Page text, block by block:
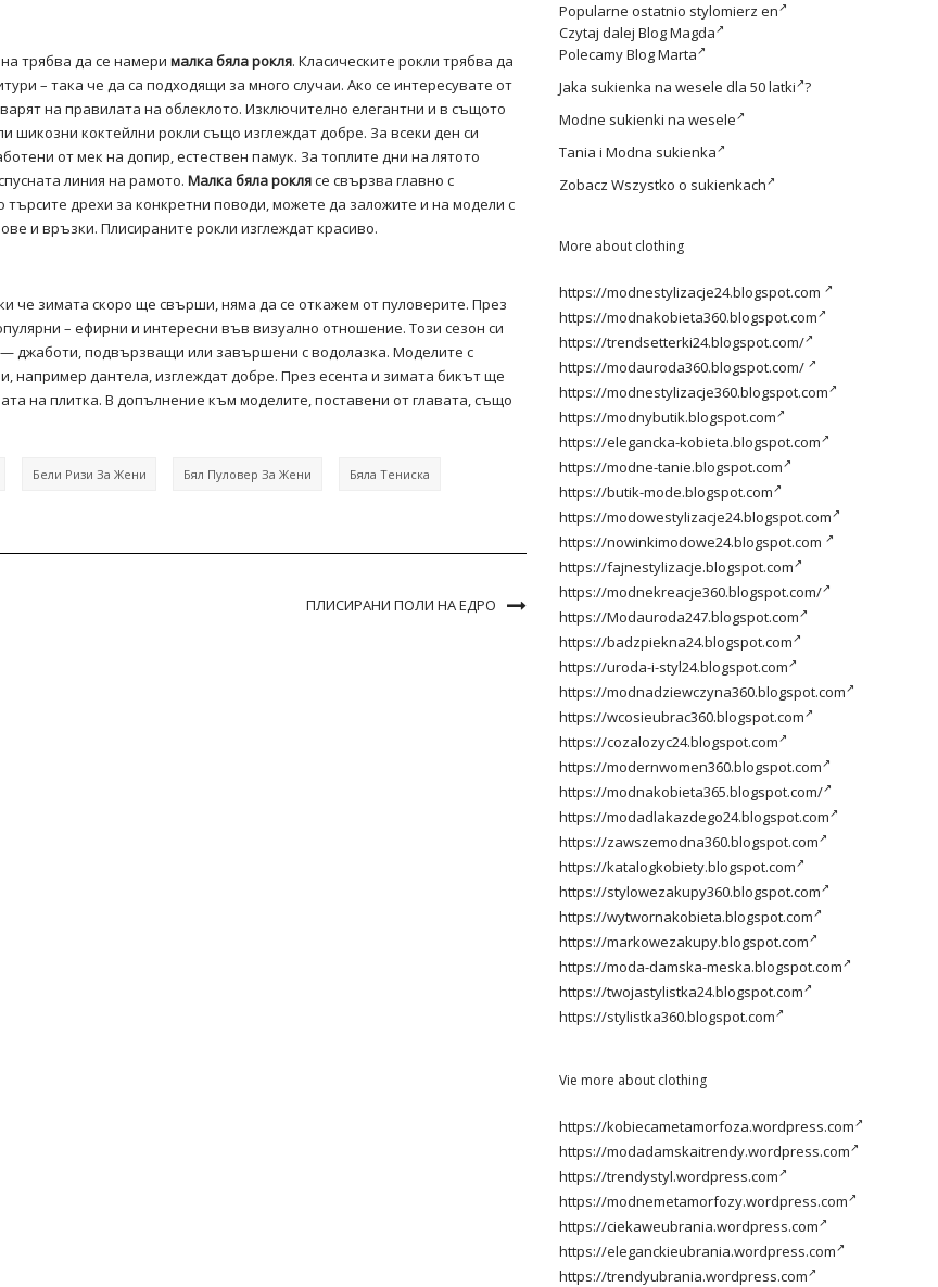
трябва да се намери малка бяла рокля. Класическите рокли трябва да
– така че да са подходящи за много случаи. Ако се интересувате от
на правилата на облеклото. Изключително елегантни и в същото
коктейлни рокли също изглеждат добре. За всеки ден си
от мек на допир, естествен памук. За топлите дни на лятото
линия на рамото. Малка бяла роклясе свързва главно с
дрехи за конкретни поводи, можете да заложите и на модели с
и връзки. Плисираните рокли изглеждат красиво.
че зимата скоро ще свърши, няма да се откажем от пуловерите. През
– ефирни и интересни във визуално отношение. Този сезон си
джаботи, подвързващи или завършени с водолазка. Моделите с
например дантела, изглеждат добре. През есента и зимата бикът ще
на плитка. В допълнение към моделите, поставени от главата, също
Бели Ризи За Жени Бял Пуловер За Жени Бяла Тениска
ПЛИСИРАНИ ПОЛИ НА ЕДРО
Popularne ostatnio stylomierz en
Czytaj dalej Blog Magda
PolecamyBlog Marta
Jaka sukienka na wesele dla 50 latki ?
Modne sukienki na wesele
Tania i Modna sukienka
Zobacz Wszystko o sukienkach
More about clothing
https://modnestylizacje24.blogspot.com
https://modnakobieta360.blogspot.com
https://trendsetterki24.blogspot.com/
https://modauroda360.blogspot.com/
https://modnestylizacje360.blogspot.com
https://modnybutik.blogspot.com
https://elegancka-kobieta.blogspot.com
https://modne-tanie.blogspot.com
https://butik-mode.blogspot.com
https://modowestylizacje24.blogspot.com
https://nowinkimodowe24.blogspot.com
https://fajnestylizacje.blogspot.com
https://modnekreacje360.blogspot.com/
https://Modauroda247.blogspot.com
https://badzpiekna24.blogspot.com
https://uroda-i-styl24.blogspot.com
https://modnadziewczyna360.blogspot.com
https://wcosieubrac360.blogspot.com
https://cozalozyc24.blogspot.com
https://modernwomen360.blogspot.com
https://modnakobieta365.blogspot.com/
https://modadlakazdego24.blogspot.com
https://zawszemodna360.blogspot.com
https://katalogkobiety.blogspot.com
https://stylowezakupy360.blogspot.com
https://wytwornakobieta.blogspot.com
https://markowezakupy.blogspot.com
https://moda-damska-meska.blogspot.com
https://twojastylistka24.blogspot.com
https://stylistka360.blogspot.com
Vie more about clothing
https://kobiecametamorfoza.wordpress.com
https://modadamskaitrendy.wordpress.com
https://trendystyl.wordpress.com
https://modnemetamorfozy.wordpress.com
https://ciekaweubrania.wordpress.com
https://eleganckieubrania.wordpress.com
https://trendyubrania.wordpress.com